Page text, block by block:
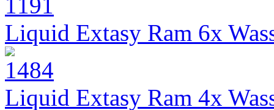
Liquid Extasy Ram 6x
Liquid Extasy Ram 4x